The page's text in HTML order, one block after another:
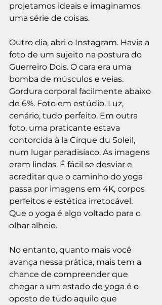
projetamos ideais e imaginamos
uma série de coisas.
Outro dia, abri o Instagram. Havia a
foto de um sujeito na postura do
Guerreiro Dois. O cara era uma
bomba de músculos e veias.
Gordura corporal facilmente abaixo
de 6%. Foto em estúdio. Luz,
cenário, tudo perfeito. Em outra
foto, uma praticante estava
contorcida à la Cirque du Soleil,
num lugar paradisíaco. As imagens
eram lindas. É fácil se desviar e
acreditar que o caminho do yoga
passa por imagens em 4K, corpos
perfeitos e estética irretocável.
Que o yoga é algo voltado para o
olhar alheio.
No entanto, quanto mais você
avança nessa prática, mais tem a
chance de compreender que
chegar a um estado de yoga é o
oposto de tudo aquilo que